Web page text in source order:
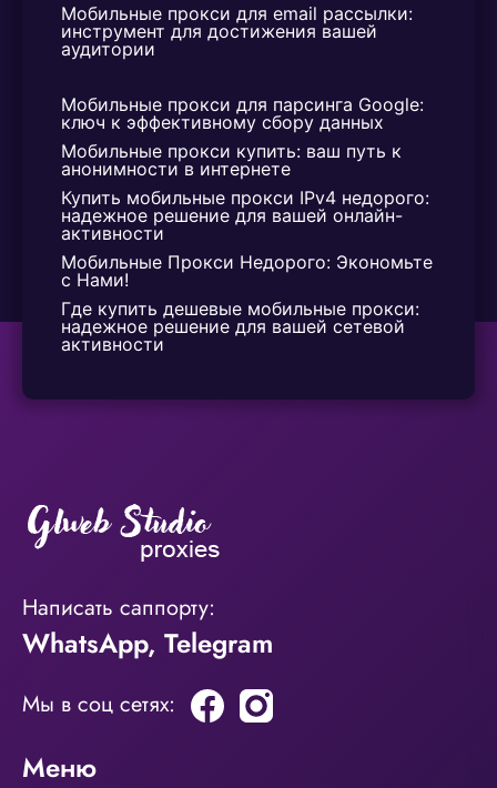
Мобильные прокси для email рассылки:
инструмент для достижения вашей
аудитории
Мобильные прокси для парсинга Google:
ключ к эффективному сбору данных
Мобильные прокси купить: ваш путь к
анонимности в интернете
Купить мобильные прокси IPv4 недорого:
надежное решение для вашей онлайн-
активности
Мобильные Прокси Недорого: Экономьте
с Нами!
Где купить дешевые мобильные прокси:
надежное решение для вашей сетевой
активности
Написать саппорту:
WhatsApp, Telegram
Мы в соц сетях:
Меню